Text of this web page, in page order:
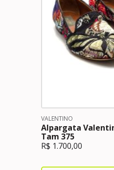
VALENTINO
Alpargata
Tam 375
R$ 1.700,00